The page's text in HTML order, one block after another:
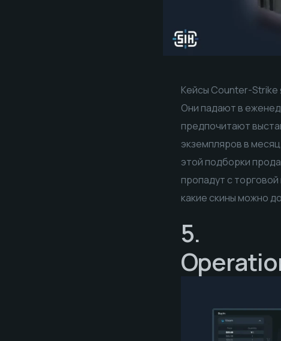
Кейсы Counter-
Они падают в
предпочитают
экземпляров в
этой подборки
пропадут с
какие скины можно
5.